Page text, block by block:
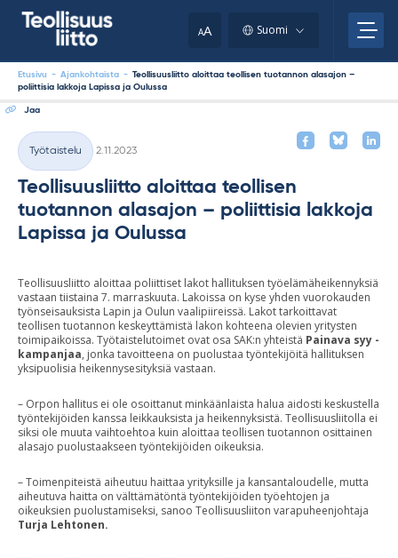
AA Suomi
Etusivu - Ajankohtaista - Teollisuusliitto aloittaa teollisen tuotannon alasajon –
poliittisia lakkoja Lapissa ja Oulussa
Jaa
Kategoriat
Työtaistelu
2.11.2023
Teollisuusliitto aloittaa teollisen
tuotannon alasajon – poliittisia lakkoja
Lapissa ja Oulussa
Teollisuusliitto aloittaa poliittiset lakot hallituksen työelämäheikennyksiä
vastaan tiistaina 7. marraskuuta. Lakoissa on kyse yhden vuorokauden
työnseisauksista Lapin ja Oulun vaalipiireissä. Lakot tarkoittavat
teollisen tuotannon keskeyttämistä lakon kohteena olevien yritysten
toimipaikoissa. Työtaistelutoimet ovat osa SAK:n yhteistä Painava syy -
kampanjaa, jonka tavoitteena on puolustaa työntekijöitä hallituksen
yksipuolisia heikennysesityksiä vastaan.
– Orpon hallitus ei ole osoittanut minkäänlaista halua aidosti keskustella
työntekijöiden kanssa leikkauksista ja heikennyksistä. Teollisuusliitolla ei
siksi ole muuta vaihtoehtoa kuin aloittaa teollisen tuotannon osittainen
alasajo puolustaakseen työntekijöiden oikeuksia.
– Toimenpiteistä aiheutuu haittaa yrityksille ja kansantaloudelle, mutta
aiheutuva haitta on välttämätöntä työntekijöiden työehtojen ja
oikeuksien puolustamiseksi, sanoo Teollisuusliiton varapuheenjohtaja
Turja Lehtonen.
clipboard.)